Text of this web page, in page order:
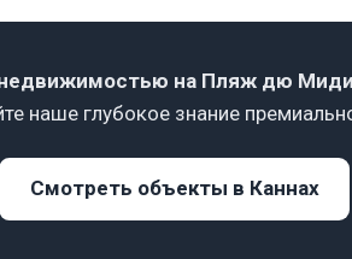
на Пляж дю
наше глубокое знание
Смотреть объекты в Каннах